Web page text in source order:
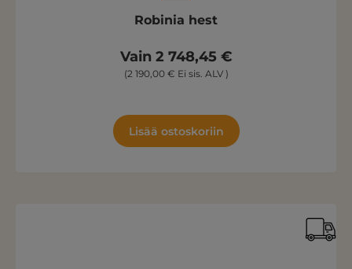
Robinia hest
Vain 2 748,45 €
(2 190,00 € Ei sis. ALV )
Lisää ostoskoriin